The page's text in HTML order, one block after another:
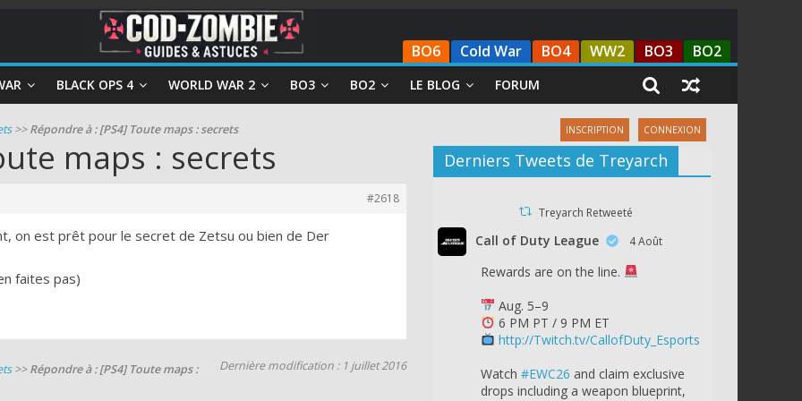
BO6 Cold War BO4 WW2 BO3 BO2
BLACK OPS 4 WORLD WAR 2 BO3 BO2 LE BLOG FORUM
INSCRIPTION CONNEXION
>>Répondre à : [PS4] Toute maps : secrets
maps : secrets
#2618
on est prêt pour le secret de Zetsu ou bien de Der
faites pas)
Dernière modification : 1 juillet 2016
>>Répondre à : [PS4] Toute maps :
Derniers Tweets de Treyarch
Treyarch Retweeté
Call of Duty League 4 Août
Rewards are on the line.
Aug. 5–9
6 PM PT / 9 PM ET
http://Twitch.tv/CallofDuty_Esports
Watch #EWC26 and claim exclusive
drops including a weapon blueprint,